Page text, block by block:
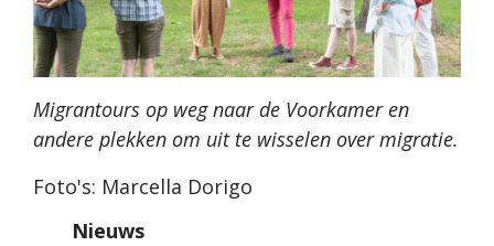
Migrantours op weg naar de Voorkamer en
andere plekken om uit te wisselen over migratie.
Foto's: Marcella Dorigo
Nieuws